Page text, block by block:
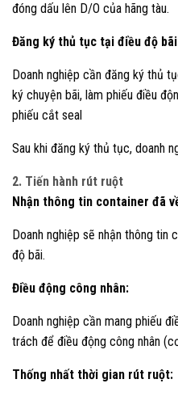
đóng dấu lên D/O của hãng tàu.
Đăng ký thủ tục tại điều độ
Doanh nghiệp cần đăng ký thủ
ký chuyện bãi, làm phiếu điều
phiếu cắt seal
Sau khi đăng ký thủ tục, doanh
2. Tiến hành rút ruột
Nhận thông tin container đã
Doanh nghiệp sẽ nhận thông
độ bãi.
Điều động công nhân:
Doanh nghiệp cần mang phiếu
trách để điều động công nhân
Thống nhất thời gian rút ruột: